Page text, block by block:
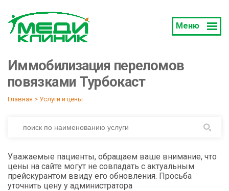
Меню
Иммобилизация переломов
повязками Турбокаст
Главная > Услуги и цены
Уважаемые пациенты, обращаем ваше внимание, что
цены на сайте могут не совпадать с актуальным
прейскурантом ввиду его обновления. Просьба
уточнить цену у администратора